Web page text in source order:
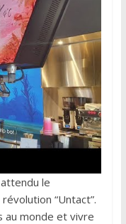
attendu le
“Untact”.
au monde et vivre